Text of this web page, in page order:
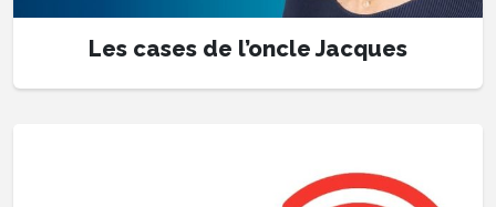
Les cases de l’oncle Jacques